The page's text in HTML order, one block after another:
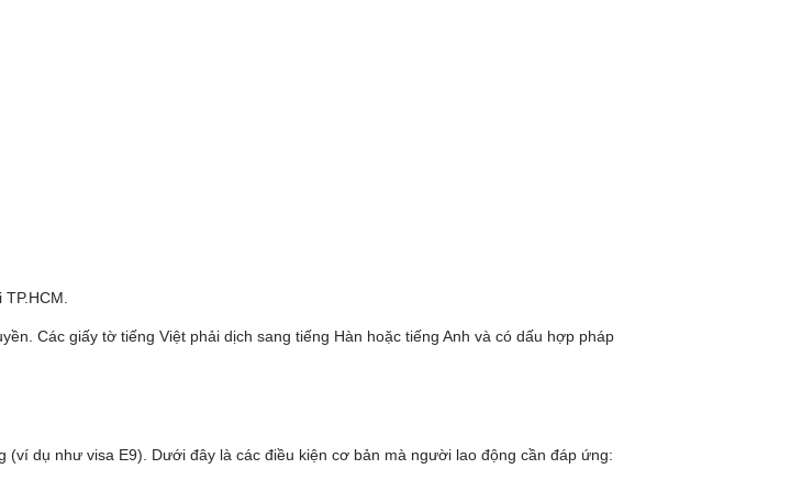
Các giấy tờ tiếng Việt phải dịch sang tiếng Hàn hoặc tiếng Anh và có dấu hợp pháp
dụ như visa E9). Dưới đây là các điều kiện cơ bản mà người lao động cần đáp ứng: